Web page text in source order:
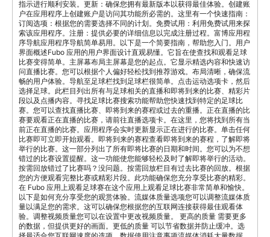
您的方便观看完整比赛或精彩片段。此功能确保您充分享受比赛的精彩。
在 Fubo 应用上观看足球赛在这个应用上观看足球比赛非常简单和愉快。
以下是如何充分享受您的观赏体验。流媒体质量选项您可以调整流媒体质
量以满足您的需求。这可以确保您根据您的互联网连接获得最佳观看体
验。调整视频质量您可以在设置中更改视频质量。 更高的质量 需要更多
的数据，但提供更好的画面。更低的质量 可以节省数据并防止缓冲。选
择最适合您互联网速度的选项。数据使用注意事项流媒体消耗大量数据，
请注意您的使用情况。 高质量的流媒体会消耗更多数据。调整视频质量
以避免在有限数据计划下产生额外费用。 监控您的使用情况以保持在限
制范围内。交互功能Fubo 应用 提供互动功能，以增强您的观看体验。这
些功能包括实时评论和应用内聊天。现场解说现场解说提供比赛实时见
解。专业分析师就关键时刻发表他们的观点。这个功能让观看比赛更加吸
引人。随时掌握比赛进展。应用内聊天应用内聊天功能让您能够与其他球
迷讨论比赛，并实时分享您的想法和反应。这为用户带来一种社区感觉。
在观看比赛时，与其他足球爱好者进行互动。观看足球比赛在线的额外建
议以下是一些建议，可提升您在线观看足球比赛的体验。这些建议将帮助
您充分利用Fubo应用。确保稳定的网络连接保持稳定的网络连接对于流
畅的在线视频播放至关重要。请遵循以下提示以避免中断。Wi-Fi与移动
数据Wi-Fi通常比移动数据提供更稳定的连接。在有Wi-Fi的情况下选择
Wi-Fi，可避免数据限制，确保更好的质量。移动数据可能不够可靠且更
昂贵。根据您的情况选择最佳选项。减少打扰为了减少打扰，请关闭其他
使用互联网的应用程序。确保您的设备信号强劲。靠近您的Wi-Fi路由
器。优化您的设置以获得无间断的流畅播放。使用外部设备通过使用外部
设备来增强您的观看体验。这包括将内容投射到电视上或连接到扬声器。
将比赛投屏到电视您可以使用手机将比赛投屏到电视上，以获得更好的观